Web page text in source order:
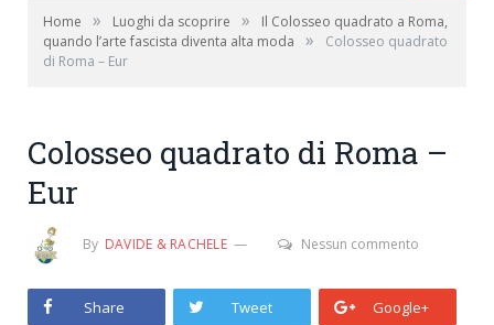
Home » Luoghi da scoprire »
Il Colosseo quadrato a Roma,
quando l’arte fascista diventa alta moda
»
Colosseo quadrato
di Roma – Eur
Colosseo quadrato di Roma –
Eur
By DAVIDE & RACHELE Nessun commento
Share Tweet Google+